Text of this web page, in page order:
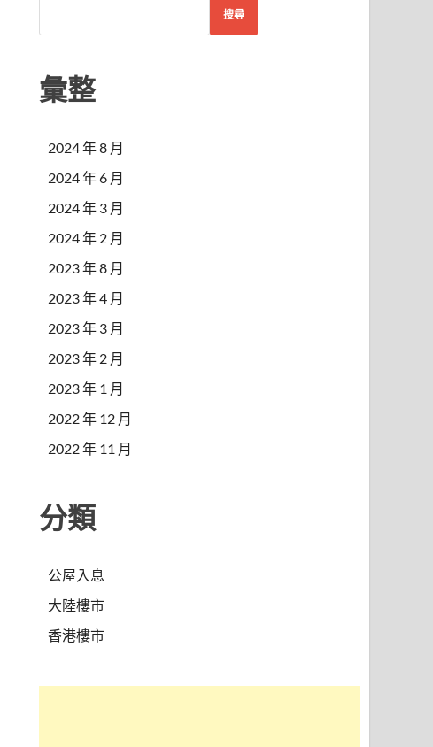
搜尋
彙整
2024 年 8 月
2024 年 6 月
2024 年 3 月
2024 年 2 月
2023 年 8 月
2023 年 4 月
2023 年 3 月
2023 年 2 月
2023 年 1 月
2022 年 12 月
2022 年 11 月
分類
公屋入息
大陸樓市
香港樓市